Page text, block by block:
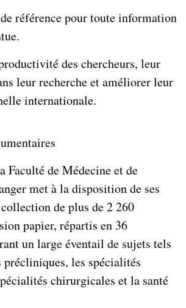
référence pour toute information
des chercheurs, leur
leur recherche et améliorer leur
internationale.
Faculté de Médecine et de
met à la disposition de ses
de plus de 2 260
papier, répartis en 36
un large éventail de sujets tels
précliniques, les spécialités
chirurgicales et la santé